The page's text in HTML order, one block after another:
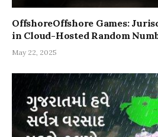
OffshoreOffshore Games:
in Cloud-Hosted Random
May 22, 2025